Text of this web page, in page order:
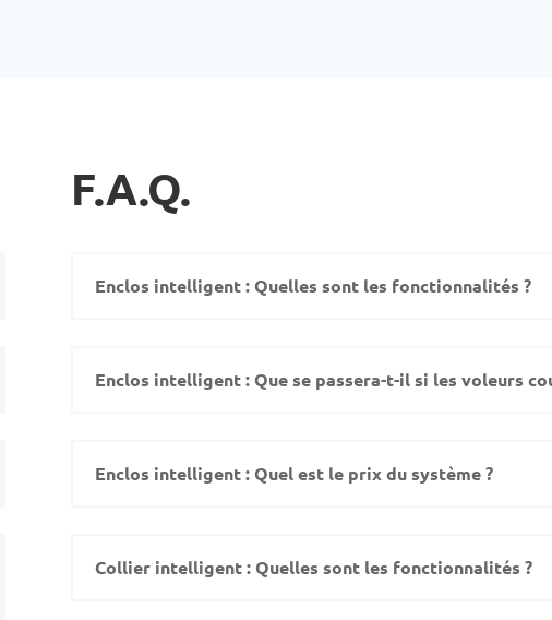
F.A.Q.
Enclos intelligent : Quelles sont les fonctionnalités ?
Enclos intelligent : Que se passera-t-il si les voleurs
Enclos intelligent : Quel est le prix du système ?
Collier intelligent : Quelles sont les fonctionnalités ?